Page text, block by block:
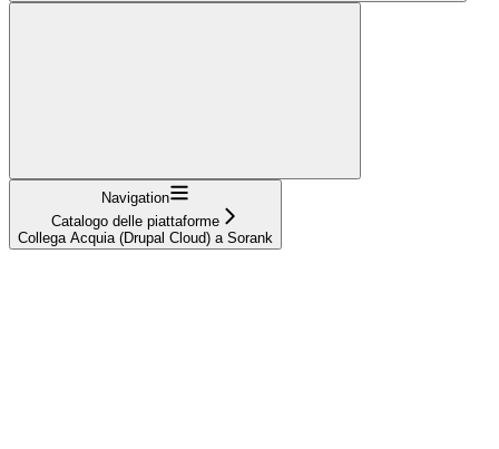
Navigation
Catalogo delle piattaforme
Collega Acquia (Drupal Cloud) a Sorank